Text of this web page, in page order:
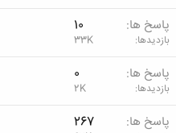
پاسخ ها 10
بازدیدها 33K
پاسخ ها 0
بازدیدها 2K
پاسخ ها 267